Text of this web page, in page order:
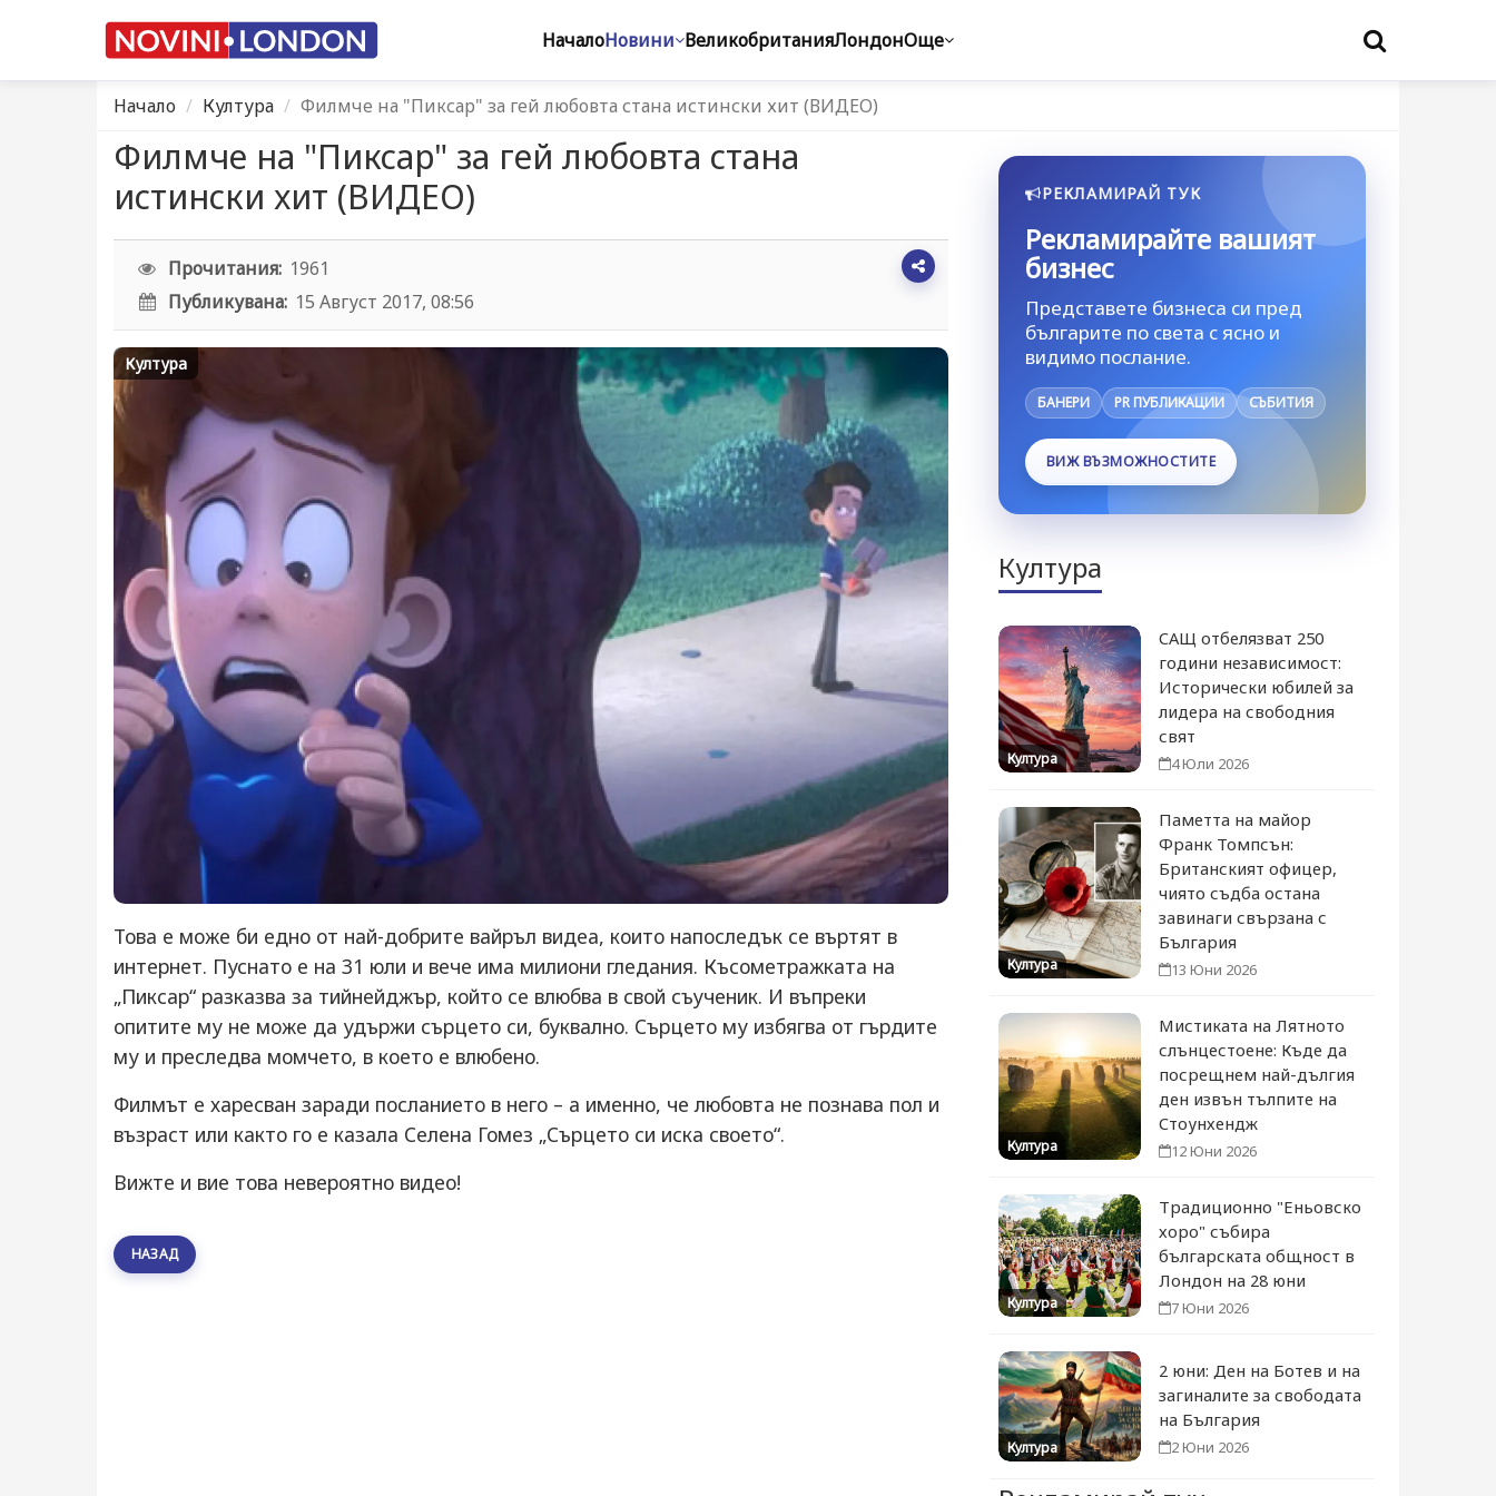
НачалоНовини ВеликобританияЛондонОще
Начало Култура Филмче на "Пиксар" за гей любовта стана истински хит (ВИДЕО)
Филмче на "Пиксар" за гей любовта стана
истински хит (ВИДЕО)
Прочитания: 1961
Публикувана: 15 Август 2017, 08:56
Култура
Това е може би едно от най-добрите вайръл видеа, които напоследък се въртят в
интернет. Пуснато е на 31 юли и вече има милиони гледания. Късометражката на
„Пиксар“ разказва за тийнейджър, който се влюбва в свой съученик. И въпреки
опитите му не може да удържи сърцето си, буквално. Сърцето му избягва от гърдите
му и преследва момчето, в което е влюбено.
Филмът е харесван заради посланието в него – а именно, че любовта не познава пол и
възраст или както го е казала Селена Гомез „Сърцето си иска своето“.
Вижте и вие това невероятно видео!
НАЗАД
РЕКЛАМИРАЙ ТУК
Рекламирайте вашият
бизнес
Представете бизнеса си пред
българите по света с ясно и
видимо послание.
БАНЕРИ PR ПУБЛИКАЦИИ СЪБИТИЯ
ВИЖ ВЪЗМОЖНОСТИТЕ
Култура
Култура
САЩ отбелязват 250
години независимост:
Исторически юбилей за
лидера на свободния
свят
4 Юли 2026
Култура
Паметта на майор
Франк Томпсън:
Британският офицер,
чиято съдба остана
завинаги свързана с
България
13 Юни 2026
Култура
Мистиката на Лятното
слънцестоене: Къде да
посрещнем най-дългия
ден извън тълпите на
Стоунхендж
12 Юни 2026
Култура
Традиционно "Еньовско
хоро" събира
българската общност в
Лондон на 28 юни
7 Юни 2026
Култура
2 юни: Ден на Ботев и на
загиналите за свободата
на България
2 Юни 2026